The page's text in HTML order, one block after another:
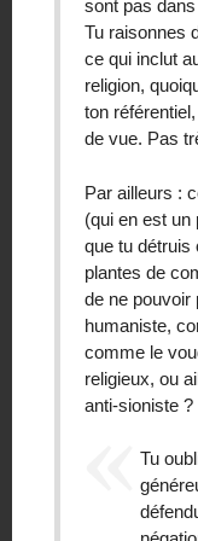
sont pas
Tu raisonnes
ce qui inclut
religion,
ton
de vue. Pas
Par ailleurs :
(qui en est un
que tu détruis
plantes de
de ne pouvoir
humaniste,
comme le
religieux, ou
anti-sioniste ?
Tu